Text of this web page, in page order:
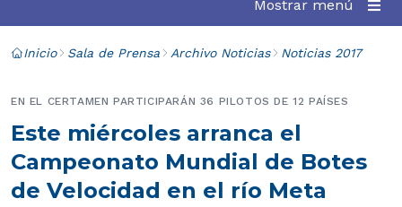
Mostrar menú
Inicio Sala de Prensa Archivo Noticias Noticias 2017
Este miércoles arranca el
Campeonato Mundial de Botes
de Velocidad en el río Meta
EN EL CERTAMEN PARTICIPARÁN 36 PILOTOS DE 12 PAÍSES